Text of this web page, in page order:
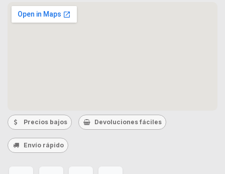
Precios bajos Devoluciones fáciles
Envío rápido